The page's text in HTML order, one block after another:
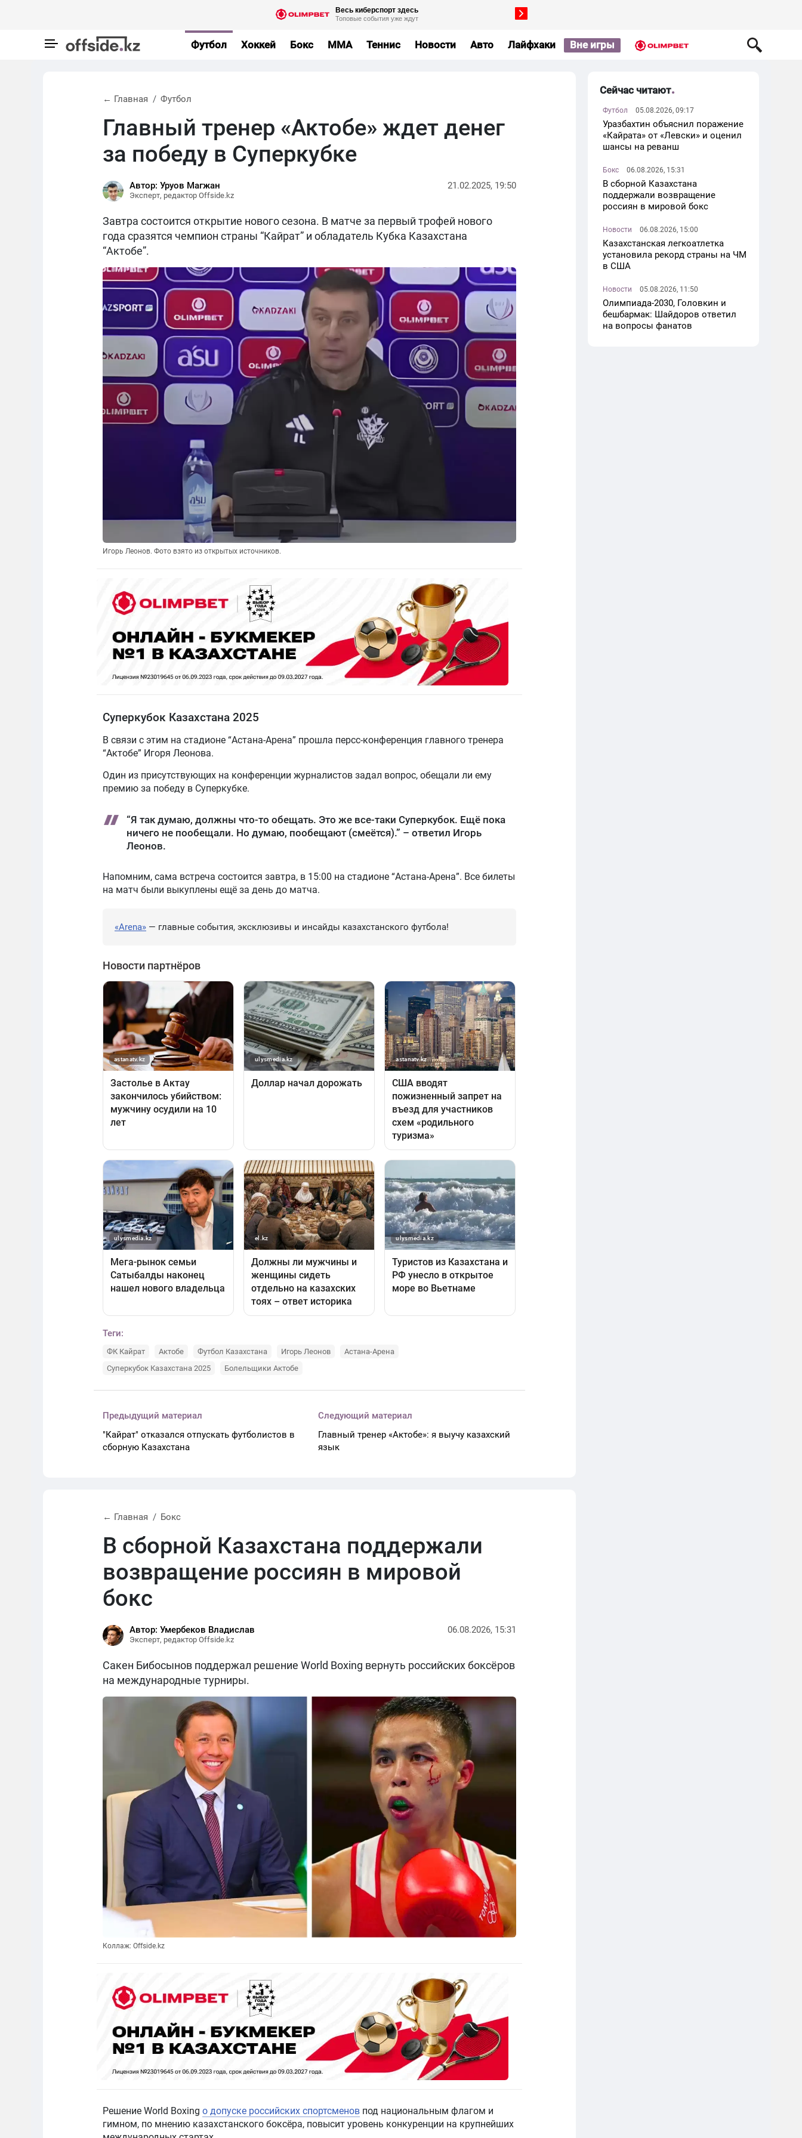
Футбол Хоккей Бокс MMA Теннис Новости Авто Лайфхаки Вне игры
← Главная Футбол
Главный тренер «Актобе» ждет денег
за победу в Суперкубке
Автор: Уруов Магжан
Эксперт, редактор Offside.kz
21.02.2025, 19:50
Завтра состоится открытие нового сезона. В матче за первый трофей нового
года сразятся чемпион страны “Кайрат” и обладатель Кубка Казахстана
“Актобе”.
Игорь Леонов. Фото взято из открытых источников.
Суперкубок Казахстана 2025
В связи с этим на стадионе “Астана-Арена” прошла персс-конференция главного тренера
“Актобе” Игоря Леонова.
Один из присутствующих на конференции журналистов задал вопрос, обещали ли ему
премию за победу в Суперкубке.
“Я так думаю, должны что-то обещать. Это же все-таки Суперкубок. Ещё пока
ничего не пообещали. Но думаю, пообещают (смеётся).” – ответил Игорь
Леонов.
Напомним, сама встреча состоится завтра, в 15:00 на стадионе “Астана-Арена”. Все билеты
на матч были выкуплены ещё за день до матча.
«Arena» — главные события, эксклюзивы и инсайды казахстанского футбола!
Теги:
ФК Кайрат Актобе Футбол Казахстана Игорь Леонов
Астана-Арена
Суперкубок Казахстана 2025
Болельщики Актобе
Предыдущий материал
"Кайрат" отказался отпускать футболистов в
сборную Казахстана
Следующий материал
Главный тренер «Актобе»: я выучу казахский
язык
← Главная Бокс
В сборной Казахстана поддержали
возвращение россиян в мировой
бокс
Автор: Умербеков Владислав
Эксперт, редактор Offside.kz
06.08.2026, 15:31
Сакен Бибосынов поддержал решение World Boxing вернуть российских боксёров
на международные турниры.
Коллаж: Offside.kz
Решение World Boxing о допуске российских спортсменов под национальным флагом и
гимном, по мнению казахстанского боксёра, повысит уровень конкуренции на крупнейших
Сейчас читают
Футбол 05.08.2026, 09:17
Уразбахтин объяснил поражение
«Кайрата» от «Левски» и оценил
шансы на реванш
Бокс 06.08.2026, 15:31
В сборной Казахстана
поддержали возвращение
россиян в мировой бокс
Новости 06.08.2026, 15:00
Казахстанская легкоатлетка
установила рекорд страны на ЧМ
в США
Новости 05.08.2026, 11:50
Олимпиада-2030, Головкин и
бешбармак: Шайдоров ответил
на вопросы фанатов